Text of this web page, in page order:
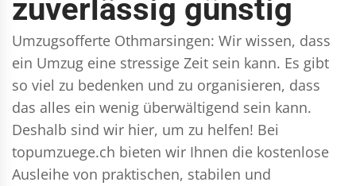
zuverlässig günstig
Umzugsofferte Othmarsingen: Wir wissen, dass
ein Umzug eine stressige Zeit sein kann. Es gibt
so viel zu bedenken und zu organisieren, dass
das alles ein wenig überwältigend sein kann.
Deshalb sind wir hier, um zu helfen! Bei
topumzuege.ch bieten wir Ihnen die kostenlose
Ausleihe von praktischen, stabilen und